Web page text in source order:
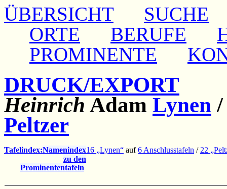
ÜBERSICHT
SUCHE
ORTE
BERUFE
PROMINENTE
DRUCK/EXPORT
Heinrich Adam Lynen
Peltzer
Tafelindex:Namenindex
zu den
Prominententafeln
16 „Lynen“ auf6 Anschlusstafeln / 22